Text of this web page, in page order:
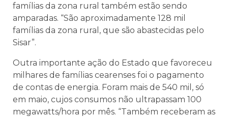
famílias da zona rural também estão sendo
amparadas. “São aproximadamente 128 mil
famílias da zona rural, que são abastecidas pelo
Sisar”.
Outra importante ação do Estado que favoreceu
milhares de famílias cearenses foi o pagamento
de contas de energia. Foram mais de 540 mil, só
em maio, cujos consumos não ultrapassam 100
megawatts/hora por mês. “Também receberam as